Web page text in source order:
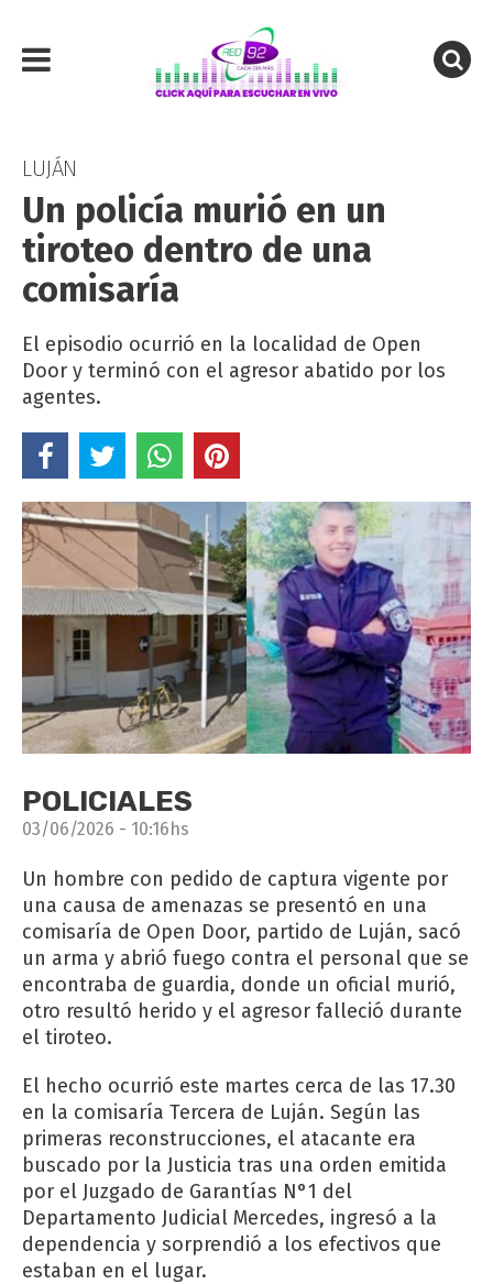
LUJÁN
Un policía murió en un
tiroteo dentro de una
comisaría
El episodio ocurrió en la localidad de Open
Door y terminó con el agresor abatido por los
agentes.
POLICIALES
03/06/2026 - 10:16hs
Un hombre con pedido de captura vigente por
una causa de amenazas se presentó en una
comisaría de Open Door, partido de Luján, sacó
un arma y abrió fuego contra el personal que se
encontraba de guardia, donde un oficial murió,
otro resultó herido y el agresor falleció durante
el tiroteo.
El hecho ocurrió este martes cerca de las 17.30
en la comisaría Tercera de Luján. Según las
primeras reconstrucciones, el atacante era
buscado por la Justicia tras una orden emitida
por el Juzgado de Garantías N°1 del
Departamento Judicial Mercedes, ingresó a la
dependencia y sorprendió a los efectivos que
estaban en el lugar.